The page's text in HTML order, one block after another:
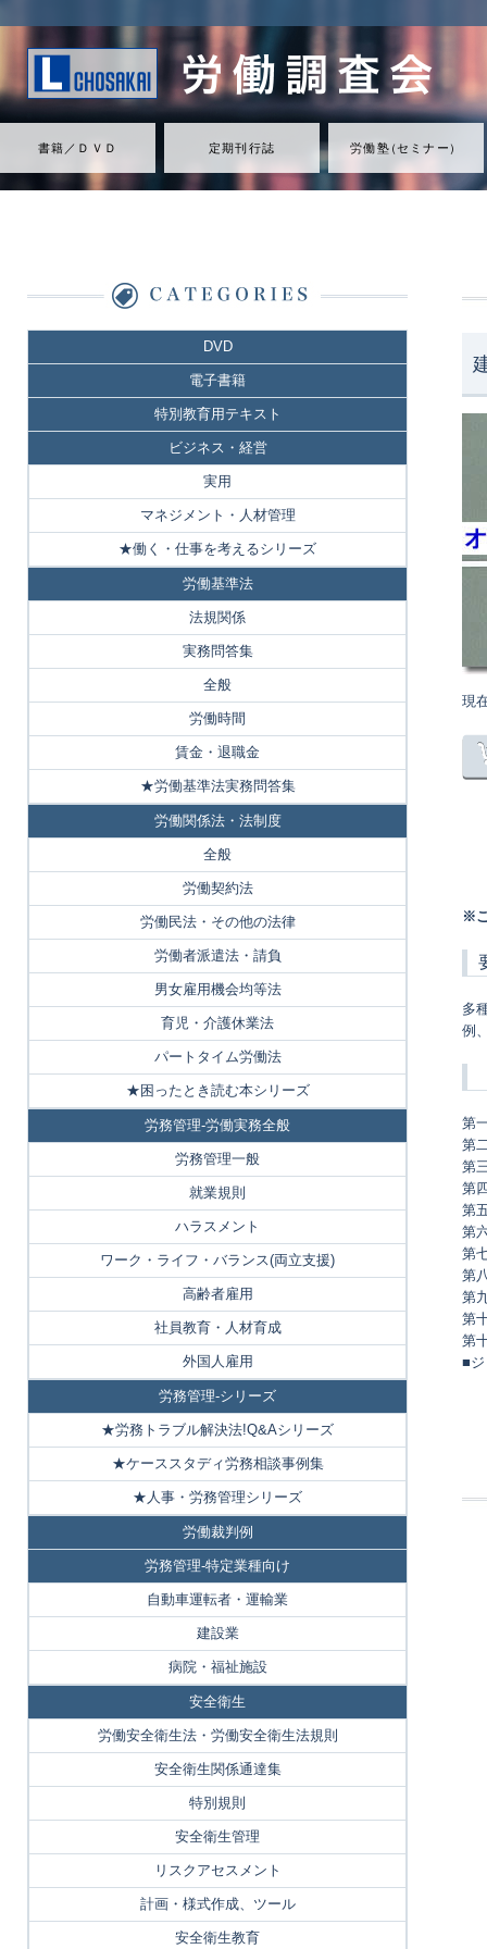
書籍／ＤＶＤ 定期刊行誌 労働塾（セミナ ー ）
現
※
多
例
第
第
第
第
第
第
第
第
第
第
第
■ジ
DVD
電子書籍
特別教育用テキスト
ビジネス・経営
実用
マネジメント・人材管理
★働く・仕事を考えるシリーズ
労働基準法
法規関係
実務問答集
全般
労働時間
賃金・退職金
★労働基準法実務問答集
労働関係法・法制度
全般
労働契約法
労働民法・その他の法律
労働者派遣法・請負
男女雇用機会均等法
育児・介護休業法
パートタイム労働法
★困ったとき読む本シリーズ
労務管理-労働実務全般
労務管理一般
就業規則
ハラスメント
ワーク・ライフ・バランス(両立支援)
高齢者雇用
社員教育・人材育成
外国人雇用
労務管理-シリーズ
★労務トラブル解決法!Q&Aシリーズ
★ケーススタディ労務相談事例集
★人事・労務管理シリーズ
労働裁判例
労務管理-特定業種向け
自動車運転者・運輸業
建設業
病院・福祉施設
安全衛生
労働安全衛生法・労働安全衛生法規則
安全衛生関係通達集
特別規則
安全衛生管理
リスクアセスメント
計画・様式作成、ツール
安全衛生教育